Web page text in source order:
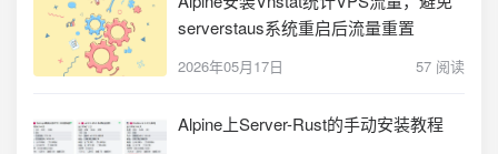
serverstaus系统重启后流量重置
2026年05月17日 57 阅读
Alpine上Server-Rust的手动安装教程